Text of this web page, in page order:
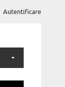
Autentificare